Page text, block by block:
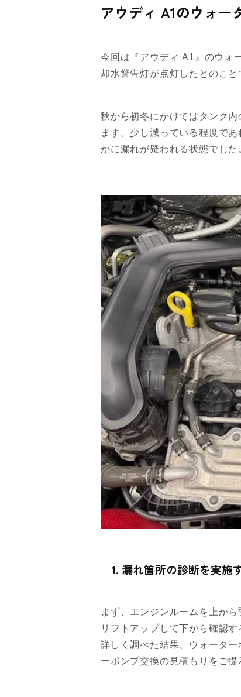
アウディ A1のウォー
今回は『アウディ A1』のウォ
却水警告灯が点灯したとのこ
秋から初冬にかけてはタンク
ます。少し減っている程度で
かに漏れが疑われる状態でした
｜1. 漏れ箇所の診断を実施
まず、エンジンルームを上か
リフトアップして下から確認
詳しく調べた結果、ウォータ
ーポンプ交換の見積もりをご